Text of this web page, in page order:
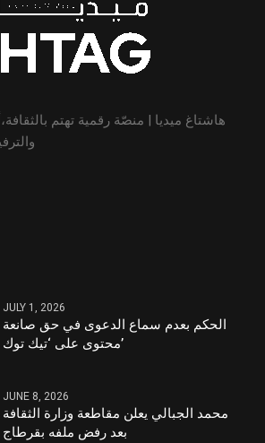
هاشتاغ ميديا | منصّة رقمية تهتم
JULY 1, 2026
الحكم بعدم سماع الدعوى في حق صانعة
محتوى على ‘تيك توك’
JUNE 8, 2026
محمد الجبالي يعلن مقاطعة وزارة الثقافة
بعد رفض ملفه بقرطاج